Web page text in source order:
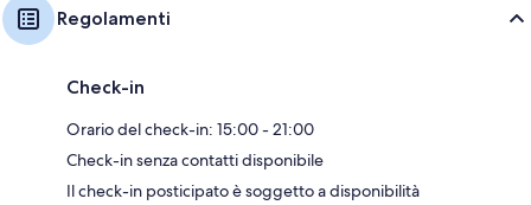
Regolamenti
Check-in
Orario del check-in: 15:00 - 21:00
Check-in senza contatti disponibile
Il check-in posticipato è soggetto a disponibilità